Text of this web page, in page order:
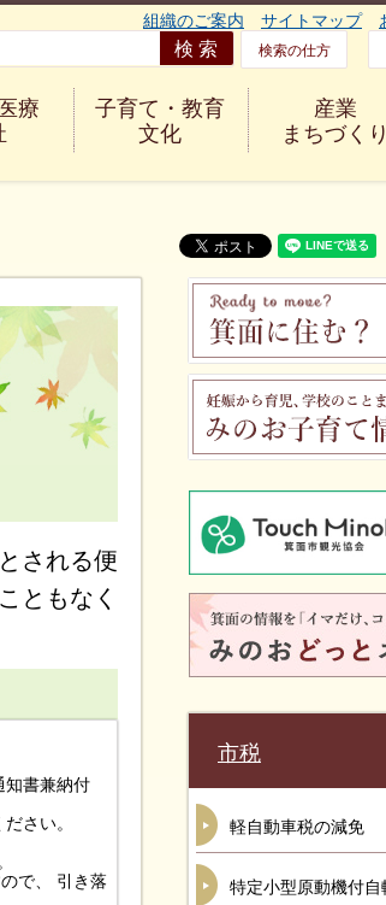
組織のご案内 サイトマップ
検索の仕方
療
子育て・教育
文化
産業
まちづくり
される便
ともなく
知書兼納付
さい。
で、 引き落
市税
軽自動車税の減免
特定小型原動機付自